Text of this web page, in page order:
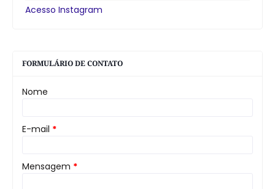
Acesso Instagram
FORMULÁRIO DE CONTATO
Nome
E-mail *
Mensagem *